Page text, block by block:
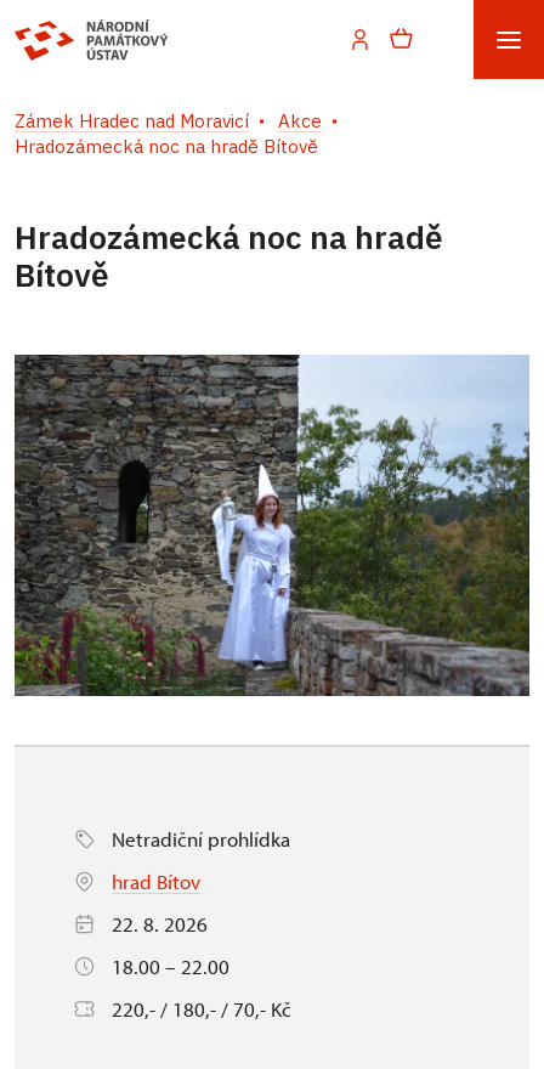
Zámek Hradec nad Moravicí
Akce
Hradozámecká noc na hradě Bítově
Hradozámecká noc na hradě
Bítově
Netradiční prohlídka
hrad Bítov
22. 8. 2026
18.00 – 22.00
220,- / 180,- / 70,- Kč